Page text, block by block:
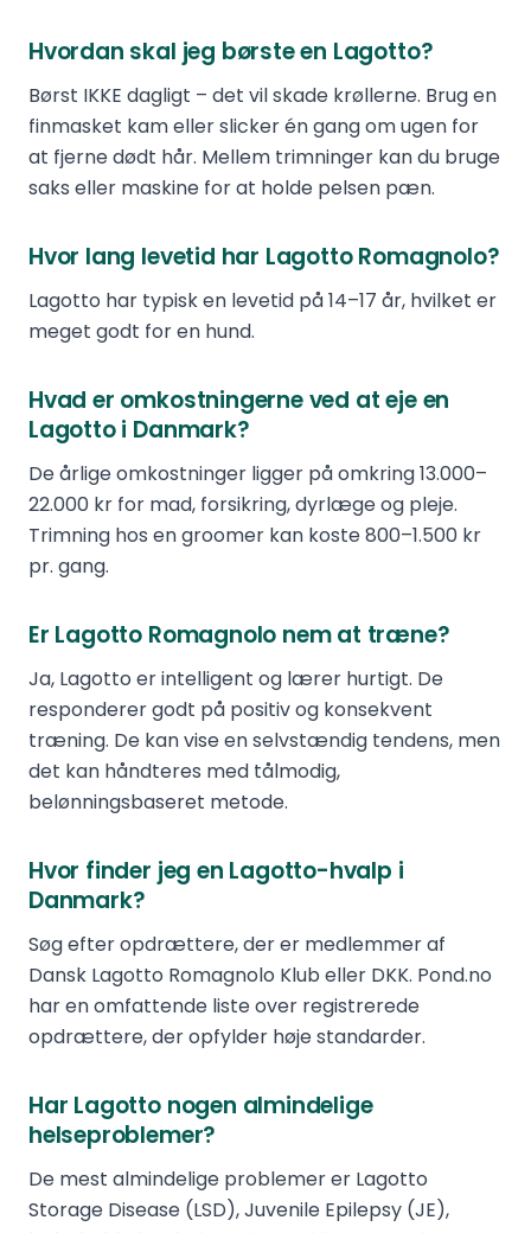
Hvordan skal jeg børste en Lagotto?
Børst IKKE dagligt – det vil skade krøllerne. Brug en
finmasket kam eller slicker én gang om ugen for
at fjerne dødt hår. Mellem trimninger kan du bruge
saks eller maskine for at holde pelsen pæn.
Hvor lang levetid har Lagotto Romagnolo?
Lagotto har typisk en levetid på 14–17 år, hvilket er
meget godt for en hund.
Hvad er omkostningerne ved at eje en
Lagotto i Danmark?
De årlige omkostninger ligger på omkring 13.000–
22.000 kr for mad, forsikring, dyrlæge og pleje.
Trimning hos en groomer kan koste 800–1.500 kr
pr. gang.
Er Lagotto Romagnolo nem at træne?
Ja, Lagotto er intelligent og lærer hurtigt. De
responderer godt på positiv og konsekvent
træning. De kan vise en selvstændig tendens, men
det kan håndteres med tålmodig,
belønningsbaseret metode.
Hvor finder jeg en Lagotto-hvalp i
Danmark?
Søg efter opdrættere, der er medlemmer af
Dansk Lagotto Romagnolo Klub eller DKK. Pond.no
har en omfattende liste over registrerede
opdrættere, der opfylder høje standarder.
Har Lagotto nogen almindelige
helseproblemer?
De mest almindelige problemer er Lagotto
Storage Disease (LSD), Juvenile Epilepsy (JE),